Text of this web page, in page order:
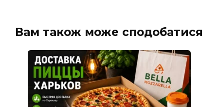
Вам також може сподобатися